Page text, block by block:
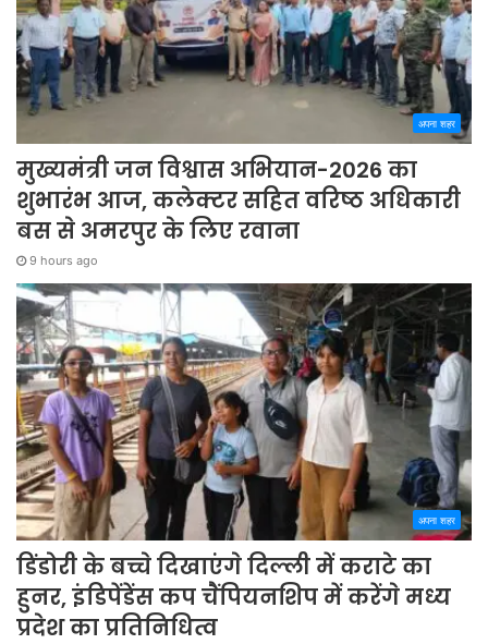
अपना शहर
मुख्यमंत्री जन विश्वास अभियान-2026 का
शुभारंभ आज, कलेक्टर सहित वरिष्ठ अधिकारी
बस से अमरपुर के लिए रवाना
9 hours ago
अपना शहर
डिंडोरी के बच्चे दिखाएंगे दिल्ली में कराटे का
हुनर, इंडिपेंडेंस कप चैंपियनशिप में करेंगे मध्य
प्रदेश का प्रतिनिधित्व